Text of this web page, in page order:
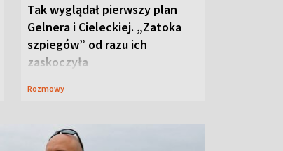
Tak wyglądał pierwszy plan
Gelnera i Cieleckiej. „Zatoka
szpiegów” od razu ich
zaskoczyła
Rozmowy